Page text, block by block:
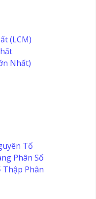
(LCM)
Nhất)
Tố
Phân Số
Thập Phân